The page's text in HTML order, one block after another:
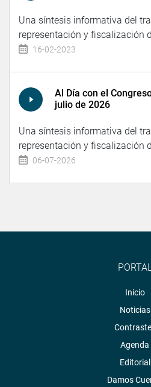
Una síntesis informativa del
representación y fiscalización
16-02-2023
Al Día con el
julio de 2026
Una síntesis informativa del
representación y fiscalización
06-07-2026
Inicio
Noticias
Agenda
Editorial
Damos